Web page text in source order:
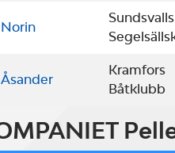
Norin
Sundsvalls
Åsander
Kramfors
Båtklubb